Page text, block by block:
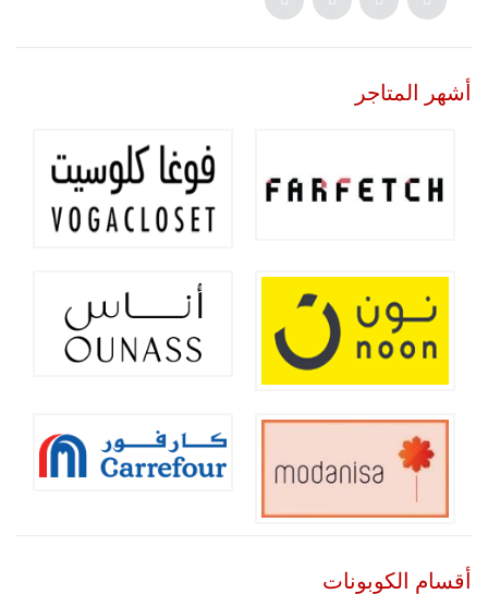
أشهر المتاجر
أقسام الكوبونات